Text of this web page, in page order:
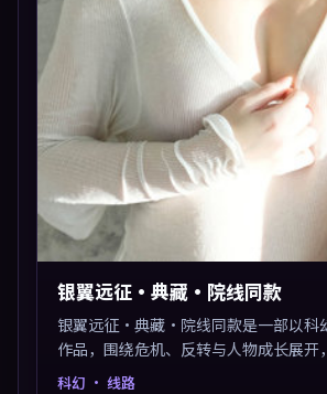
银翼远征·典藏·院线同款
银翼远征·典藏·院线同款是一部以科
作品，围绕危机、反转与人物成长展开
凑，值得推荐观看。
科幻 · 线路